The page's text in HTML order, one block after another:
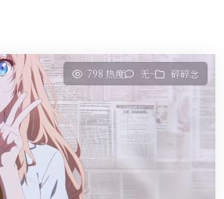
798 热度 无~ 碎碎念